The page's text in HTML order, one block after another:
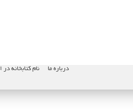
درباره ما نام کتابخانه در